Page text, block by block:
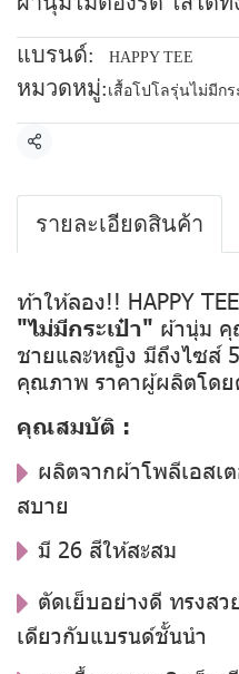
แบรนด์: HAPPY TEE
หมวดหมู่: เสื้อโปโลรุ่นไม่มีกร
แชร์
รายละเอียดสินค้า
ท้าให้ลอง!! HAPPY
"ไม่มีกระเป๋า" ผ้านุ่ม คุ
ชายและหญิง มีถึงไซส์
คุณภาพ ราคาผู้ผลิตโดย
คุณสมบัติ :
ผลิตจากผ้าโพลีเอสเ
สบาย
มี 26 สีให้สะสม
ตัดเย็บอย่างดี ทรงส
เดียวกับแบรนด์ชั้นนำ